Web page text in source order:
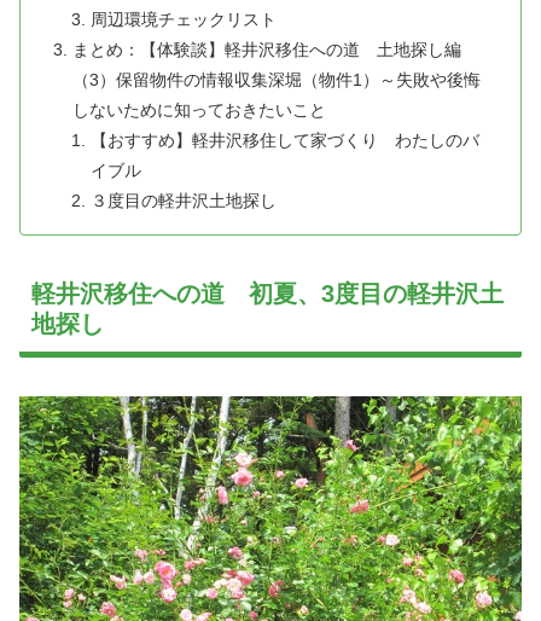
周辺環境チェックリスト
まとめ：【体験談】軽井沢移住への道 土地探し編
（3）保留物件の情報収集深堀（物件1）～失敗や後悔
しないために知っておきたいこと
【おすすめ】軽井沢移住して家づくり わたしのバ
イブル
３度目の軽井沢土地探し
軽井沢移住への道 初夏、3度目の軽井沢土
地探し